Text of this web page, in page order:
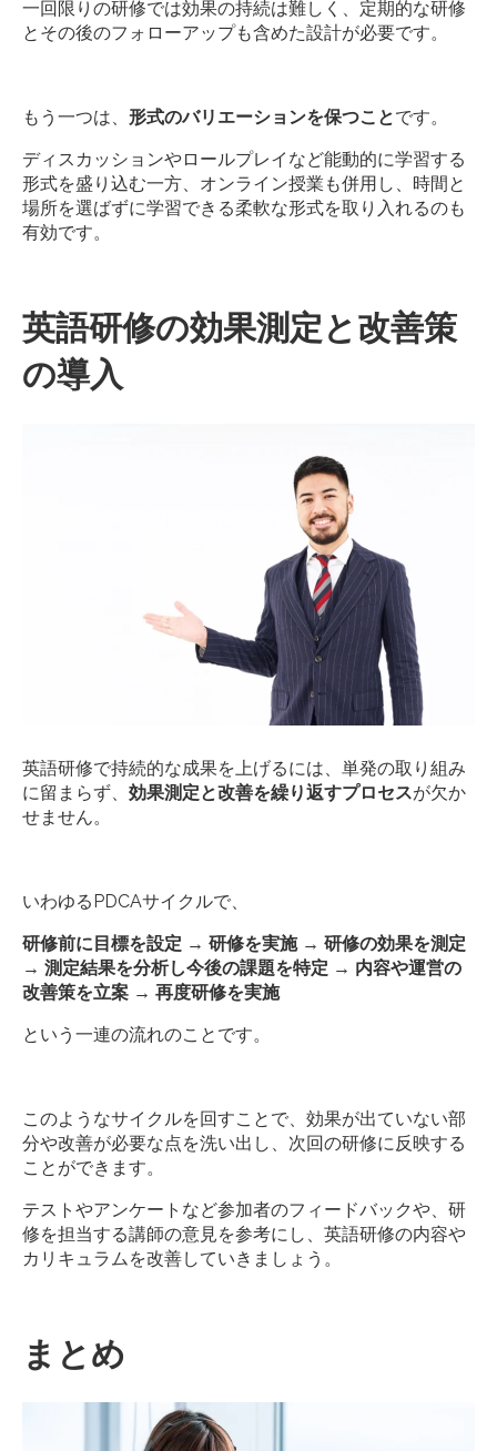
一回限りの研修では効果の持続は難しく、定期的な研修
とその後のフォローアップも含めた設計が必要です。
もう一つは、 形式のバリエーションを保つことです。
ディスカッションやロールプレイなど能動的に学習する
形式を盛り込む一方、オンライン授業も併用し、時間と
場所を選ばずに学習できる柔軟な形式を取り入れるのも
有効です。
英語研修の効果測定と改善策
の導入
英語研修で持続的な成果を上げるには、単発の取り組み
に留まらず、 効果測定と改善を繰り返すプロセスが欠か
せません。
いわゆるPDCAサイクルで、
研修前に目標を設定 → 研修を実施 → 研修の効果を測定
→ 測定結果を分析し今後の課題を特定 → 内容や運営の
改善策を立案 → 再度研修を実施
という一連の流れのことです。
このようなサイクルを回すことで、効果が出ていない部
分や改善が必要な点を洗い出し、次回の研修に反映する
ことができます。
テストやアンケートなど参加者のフィードバックや、研
修を担当する講師の意見を参考にし、英語研修の内容や
カリキュラムを改善していきましょう。
まとめ